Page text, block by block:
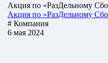
Акция по «РазДельному
Акция по «РазДельному
# Компания
6 мая 2024